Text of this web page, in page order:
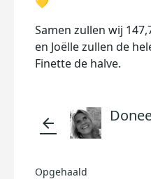
Samen zullen wij
en Joëlle zullen de
Finette de halve.
arrow_back
Opgehaald